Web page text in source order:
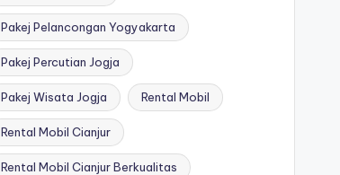
Pakej Pelancongan Yogyakarta
Pakej Percutian Jogja
Pakej Wisata Jogja Rental Mobil
Rental Mobil Cianjur
Rental Mobil Cianjur Berkualitas